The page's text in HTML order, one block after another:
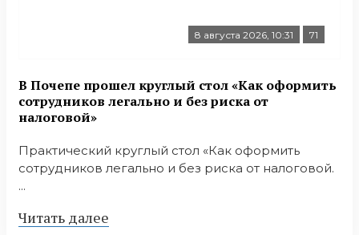
8 августа 2026, 10:31 71
В Почепе прошел круглый стол «Как оформить
сотрудников легально и без риска от
налоговой»
Практический круглый стол «Как оформить
сотрудников легально и без риска от налоговой.
...
Читать далее